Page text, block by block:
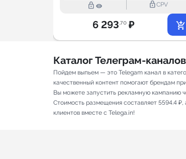
lock_outline lock_outlineCPV
6 293.70 ₽
Каталог Телеграм-
Пойдем выпьем — это Telegam канал в
качественный контент помогают брендам
Вы можете запустить рекламную кампанию
Стоимость размещения составляет 5594.4
клиентов вместе с Telega.in!